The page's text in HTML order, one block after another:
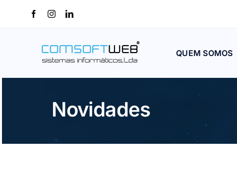
QUEM SOMOS
Novidades